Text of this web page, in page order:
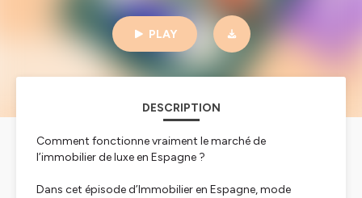
PLAY
DESCRIPTION
Comment fonctionne vraiment le marché de
l’immobilier de luxe en Espagne ?
Dans cet épisode d’Immobilier en Espagne, mode